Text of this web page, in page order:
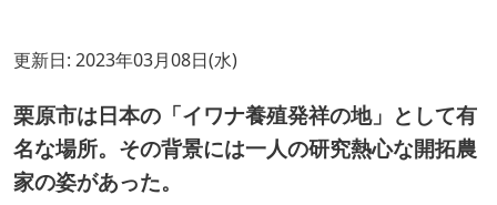
更新日: 2023年03月08日(水)
栗原市は日本の「イワナ養殖発祥の地」として有
名な場所。 その背景には一人の研究熱心な開拓農
家の姿があった。